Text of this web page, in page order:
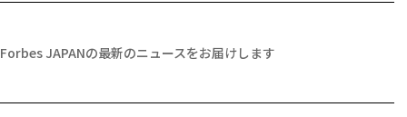
Forbes JAPANの最新のニュースをお届けします